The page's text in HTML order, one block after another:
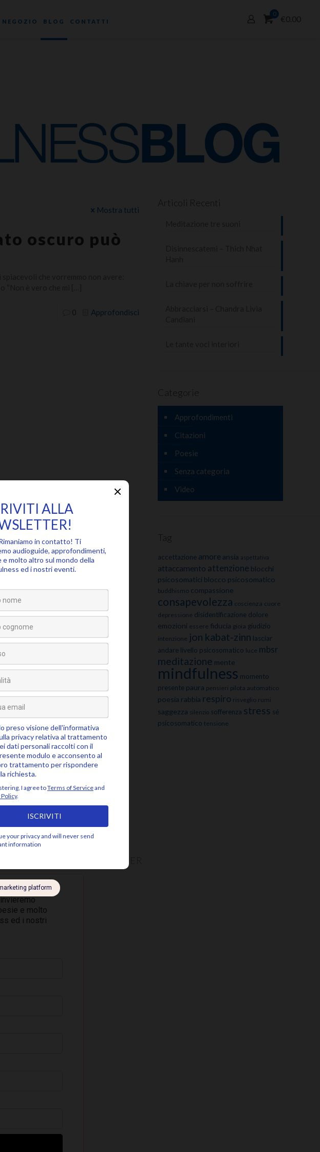
NEGOZIO BLOG CONTATTI
0
€0.00
Mostra tutti
oscuro può
0 Approfondisci
Articoli Recenti
Categorie
Approfondimenti
Citazioni
Poesie
Senza categoria
Video
Tag
accettazione amore ansia aspettativa
attaccamento attenzione blocchi
psicosomatici blocco psicosomatico
buddhismo compassione
consapevolezza coscienza cuore
depressione disidentificazione dolore
emozioni essere fiducia gioia giudizio
intenzione jon kabat-zinn lasciar
andare livello psicosomatico luce mbsr
meditazione mente
mindfulness momento
presente paura pensieri pilota automatico
poesia rabbia respiro risveglio rumi
saggezza silenzio sofferenza stress sé
psicosomatico tensione
ALLA NEWSLETTER